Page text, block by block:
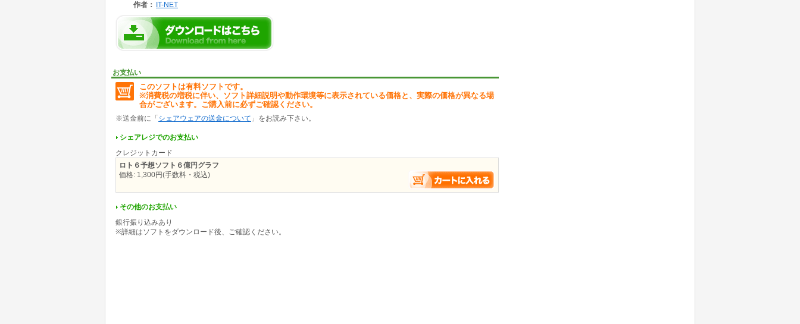
作者： IT-NET
お支払い
このソフトは有料ソフトです。
※消費税の増税に伴い、ソフト詳細説明や動作環境等に表示されている価格と、実際の価格が異なる場
合がございます。ご購入前に必ずご確認ください。
※送金前に「 シェアウェアの送金について 」をお読み下さい。
シェアレジでのお支払い
クレジットカード
ロト６予想ソフト６億円グラフ
価格: 1,300円(手数料・税込)
その他のお支払い
銀行振り込みあり
※詳細はソフトをダウンロード後、ご確認ください。